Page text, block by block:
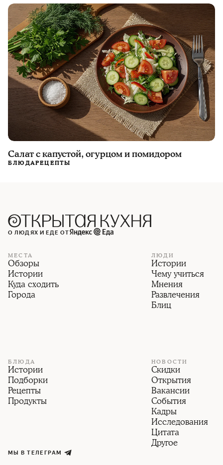
Салат с капустой, огурцом и помидором
БЛЮДАРЕЦЕПТЫ
О ЛЮДЯХ И ЕДЕ ОТ
МЕСТА
Обзоры
Истории
Куда сходить
Города
ЛЮДИ
Истории
Чему учиться
Мнения
Развлечения
Блиц
БЛЮДА
Истории
Подборки
Рецепты
Продукты
НОВОСТИ
Скидки
Открытия
Вакансии
События
Кадры
Исследования
Цитата
Другое
МЫ В ТЕЛЕГРАМ